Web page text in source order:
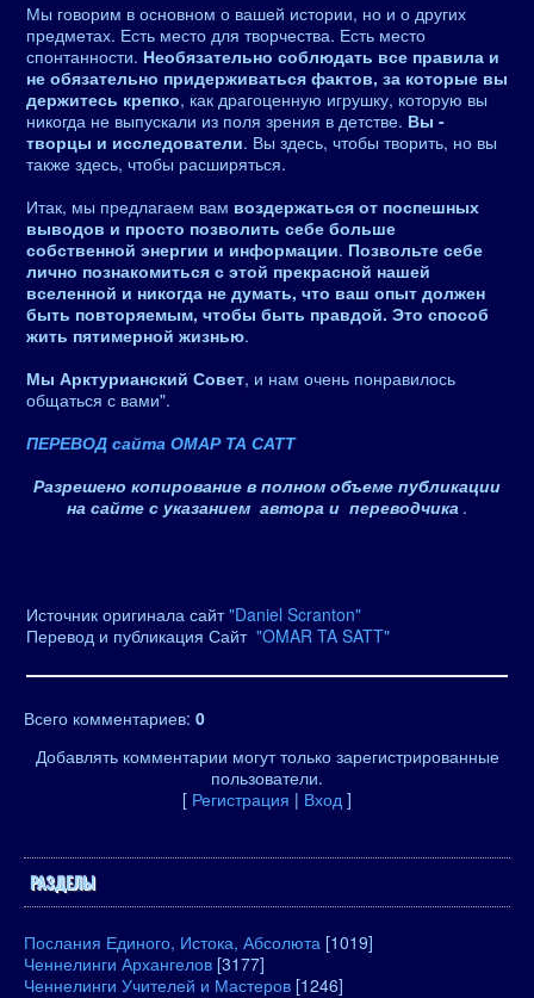
Мы говорим в основном о вашей истории, но и о других
предметах. Есть место для творчества. Есть место
спонтанности. Необязательно соблюдать все правила и
не обязательно придерживаться фактов, за которые вы
держитесь крепко, как драгоценную игрушку, которую вы
никогда не выпускали из поля зрения в детстве. Вы -
творцы и исследователи. Вы здесь, чтобы творить, но вы
также здесь, чтобы расширяться.
Итак, мы предлагаем вам воздержаться от поспешных
выводов и просто позволить себе больше
собственной энергии и информации. Позвольте себе
лично познакомиться с этой прекрасной нашей
вселенной и никогда не думать, что ваш опыт должен
быть повторяемым, чтобы быть правдой. Это способ
жить пятимерной жизнью.
Мы Арктурианский Совет, и нам очень понравилось
общаться с вами".
ПЕРЕВОД сайта ОМАР ТА САТТ
Разрешено копирование в полном объеме публикации
на сайте с указанием автора и переводчика .
Источник оригинала сайт"Daniel Scranton"
Перевод и публикация Сайт "OMAR TA SATT"
Всего комментариев: 0
Добавлять комментарии могут только зарегистрированные
пользователи.
[ Регистрация | Вход ]
РАЗДЕЛЫ
Послания Единого, Истока, Абсолюта [1019]
Ченнелинги Архангелов [3177]
Ченнелинги Учителей и Мастеров [1246]